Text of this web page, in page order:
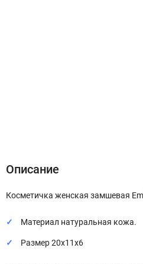
Описание
Косметичка женская замшевая
Материал натуральная кожа.
Размер 20х11x6